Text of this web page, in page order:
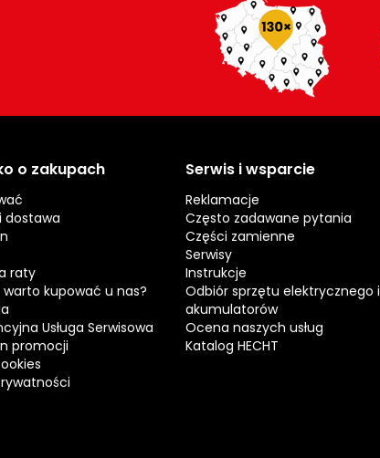
o zakupach
dostawa
raty
warto kupować u nas?
Usługa Serwisowa
promocji
Serwis i wsparcie
Reklamacje
Często zadawane pytania
Części zamienne
Serwisy
Instrukcje
Odbiór sprzętu elektrycznego i
akumulatorów
Ocena naszych usług
Katalog HECHT